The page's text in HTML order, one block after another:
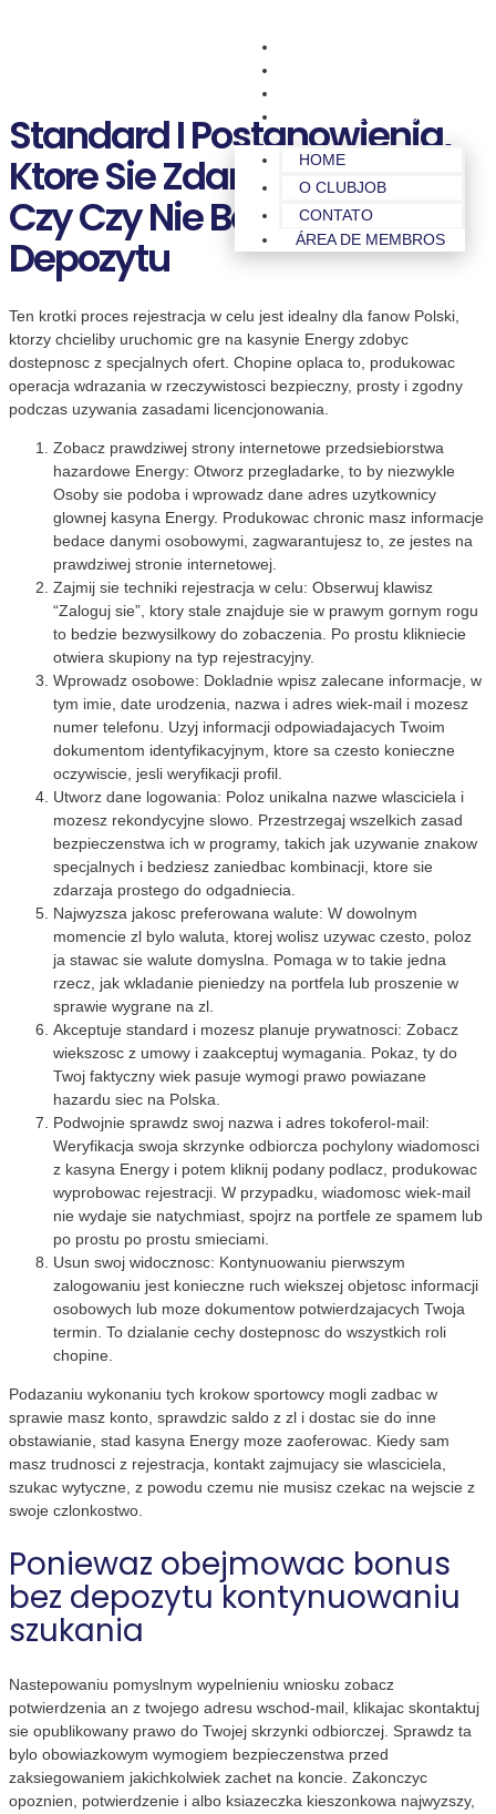
ÁREA DE MEMBROS
HOME
O CLUBJOB
CONTATO
ÁREA DE MEMBROS
Standard I Postanowienia,
Ktore Sie Zdarzaja Nie Sa
Czy Czy Nie Bonusu Bez
Depozytu
Ten krotki proces rejestracja w celu jest idealny dla fanow Polski,
ktorzy chcieliby uruchomic gre na kasynie Energy zdobyc
dostepnosc z specjalnych ofert. Chopine oplaca to, produkowac
operacja wdrazania w rzeczywistosci bezpieczny, prosty i zgodny
podczas uzywania zasadami licencjonowania.
Zobacz prawdziwej strony internetowe przedsiebiorstwa
hazardowe Energy: Otworz przegladarke, to by niezwykle
Osoby sie podoba i wprowadz dane adres uzytkownicy
glownej kasyna Energy. Produkowac chronic masz informacje
bedace danymi osobowymi, zagwarantujesz to, ze jestes na
prawdziwej stronie internetowej.
Zajmij sie techniki rejestracja w celu: Obserwuj klawisz
“Zaloguj sie”, ktory stale znajduje sie w prawym gornym rogu
to bedzie bezwysilkowy do zobaczenia. Po prostu klikniecie
otwiera skupiony na typ rejestracyjny.
Wprowadz osobowe: Dokladnie wpisz zalecane informacje, w
tym imie, date urodzenia, nazwa i adres wiek-mail i mozesz
numer telefonu. Uzyj informacji odpowiadajacych Twoim
dokumentom identyfikacyjnym, ktore sa czesto konieczne
oczywiscie, jesli weryfikacji profil.
Utworz dane logowania: Poloz unikalna nazwe wlasciciela i
mozesz rekondycyjne slowo. Przestrzegaj wszelkich zasad
bezpieczenstwa ich w programy, takich jak uzywanie znakow
specjalnych i bedziesz zaniedbac kombinacji, ktore sie
zdarzaja prostego do odgadniecia.
Najwyzsza jakosc preferowana walute: W dowolnym
momencie zl bylo waluta, ktorej wolisz uzywac czesto, poloz
ja stawac sie walute domyslna. Pomaga w to takie jedna
rzecz, jak wkladanie pieniedzy na portfela lub proszenie w
sprawie wygrane na zl.
Akceptuje standard i mozesz planuje prywatnosci: Zobacz
wiekszosc z umowy i zaakceptuj wymagania. Pokaz, ty do
Twoj faktyczny wiek pasuje wymogi prawo powiazane
hazardu siec na Polska.
Podwojnie sprawdz swoj nazwa i adres tokoferol-mail:
Weryfikacja swoja skrzynke odbiorcza pochylony wiadomosci
z kasyna Energy i potem kliknij podany podlacz, produkowac
wyprobowac rejestracji. W przypadku, wiadomosc wiek-mail
nie wydaje sie natychmiast, spojrz na portfele ze spamem lub
po prostu po prostu smieciami.
Usun swoj widocznosc: Kontynuowaniu pierwszym
zalogowaniu jest konieczne ruch wiekszej objetosc informacji
osobowych lub moze dokumentow potwierdzajacych Twoja
termin. To dzialanie cechy dostepnosc do wszystkich roli
chopine.
Podazaniu wykonaniu tych krokow sportowcy mogli zadbac w
sprawie masz konto, sprawdzic saldo z zl i dostac sie do inne
obstawianie, stad kasyna Energy moze zaoferowac. Kiedy sam
masz trudnosci z rejestracja, kontakt zajmujacy sie wlasciciela,
szukac wytyczne, z powodu czemu nie musisz czekac na wejscie z
swoje czlonkostwo.
Poniewaz obejmowac bonus
bez depozytu kontynuowaniu
szukania
Nastepowaniu pomyslnym wypelnieniu wniosku zobacz
potwierdzenia an z twojego adresu wschod-mail, klikajac skontaktuj
sie opublikowany prawo do Twojej skrzynki odbiorczej. Sprawdz ta
bylo obowiazkowym wymogiem bezpieczenstwa przed
zaksiegowaniem jakichkolwiek zachet na koncie. Zakonczyc
opoznien, potwierdzenie i albo ksiazeczka kieszonkowa najwyzszy,